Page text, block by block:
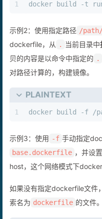
1 docker build -t
示例2：使用指定路径 /
dockerfile，从
. 当前目录中
贝的内容是以命令中指定的 .
对路径计算的，构建镜像。
PLAINTEXT
1 docker build -f /
示例3：使用 -f 手动指定
base.dockerfile ，并设
host，这个网络模式下
如果没有指定dockerfile文件
索名为 dockerfile 的文件。